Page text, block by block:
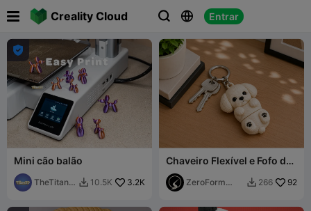
Creality Cloud   Entrar
 

Mini cão balão
TheTitan3
 10.5K 3.2K
Chaveiro Flexível e Fofo de
Filhote de Shih-tzu
ZeroForm
 266 92